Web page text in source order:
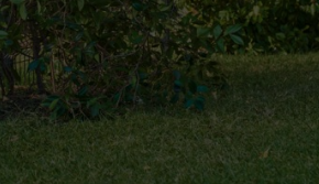
Zaunart und Zaunstabilität eine Rolle.
für stärkere Kletterpflanzen wie
Prunkwinde, Kapuzinerkresse oder
Zaun aus Kunststoff empfiehlt sich die
werden: Farblich abgestimmte
lassen sich gut an einem